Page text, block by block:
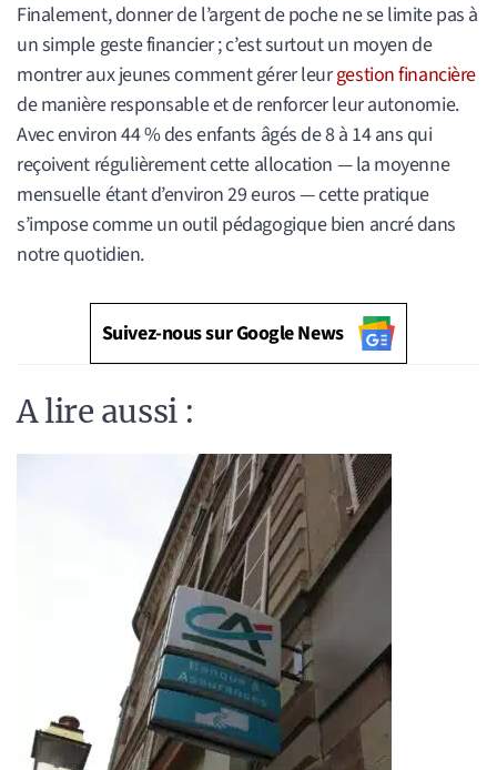
Finalement, donner de l’argent de poche ne se limite pas à
un simple geste financier ; c’est surtout un moyen de
montrer aux jeunes comment gérer leurgestion financière
de manière responsable et de renforcer leur autonomie.
Avec environ 44 % des enfants âgés de 8 à 14 ans qui
reçoivent régulièrement cette allocation — la moyenne
mensuelle étant d’environ 29 euros — cette pratique
s’impose comme un outil pédagogique bien ancré dans
notre quotidien.
Suivez-nous sur Google News
A lire aussi :